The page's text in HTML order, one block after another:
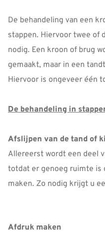
De behandeling van een
stappen. Hiervoor twee of
nodig. Een kroon of brug
gemaakt, maar in een
Hiervoor is ongeveer één
De behandeling in
Afslijpen van de tand of
Allereerst wordt een deel
totdat er genoeg ruimte is
maken. Zo nodig krijgt u
Afdruk maken